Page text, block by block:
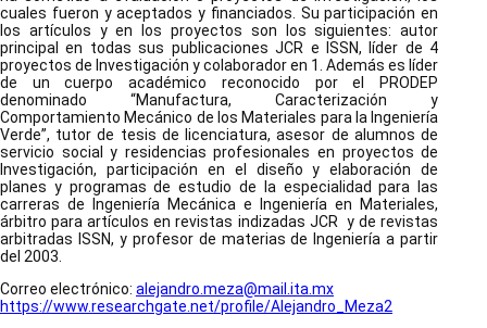
cuales fueron y aceptados y financiados. Su participación en
los artículos y en los proyectos son los siguientes: autor
principal en todas sus publicaciones JCR e ISSN, líder de 4
proyectos de Investigación y colaborador en 1. Además es líder
de un cuerpo académico reconocido por el PRODEP
denominado “Manufactura, Caracterización y
Comportamiento Mecánico de los Materiales para la Ingeniería
Verde”, tutor de tesis de licenciatura, asesor de alumnos de
servicio social y residencias profesionales en proyectos de
Investigación, participación en el diseño y elaboración de
planes y programas de estudio de la especialidad para las
carreras de Ingeniería Mecánica e Ingeniería en Materiales,
árbitro para artículos en revistas indizadas JCR y de revistas
arbitradas ISSN, y profesor de materias de Ingeniería a partir
del 2003.
Correo electrónico: alejandro.meza@mail.ita.mx
https://www.researchgate.net/profile/Alejandro_Meza2